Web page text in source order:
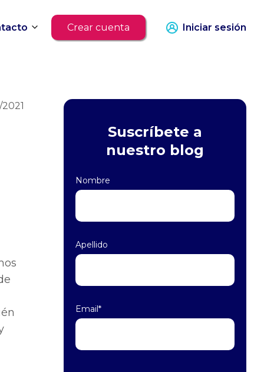
Crear cuenta Iniciar sesión
Suscríbete a
nuestro blog
Nombre
Apellido
Email*